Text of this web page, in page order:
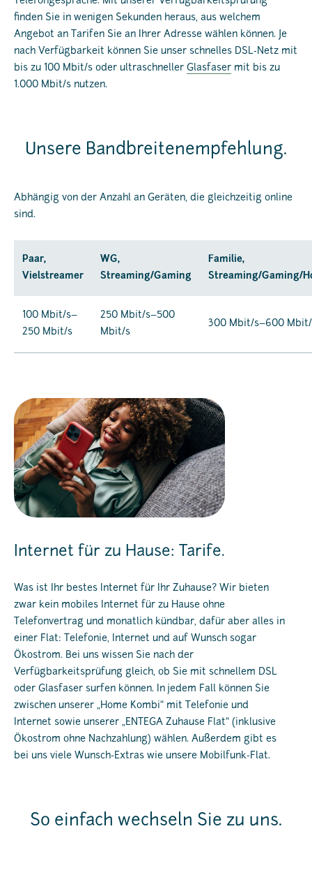
finden Sie in wenigen Sekunden heraus, aus welchem
Angebot an Tarifen Sie an Ihrer Adresse wählen können. Je
nach Verfügbarkeit können Sie unser schnelles DSL-Netz mit
bis zu 100 Mbit/s oder ultraschneller Glasfaser mit bis zu
1.000 Mbit/s nutzen.
Unsere Bandbreitenempfehlung.
Abhängig von der Anzahl an Geräten, die gleichzeitig online
sind.
Paar,
Vielstreamer
WG,
Streaming/Gaming
Familie,
Streaming/Gaming/
100 Mbit/s–
250 Mbit/s
250 Mbit/s–500
Mbit/s
300 Mbit/s–600
Internet für zu Hause: Tarife.
Was ist Ihr bestes Internet für Ihr Zuhause? Wir bieten
zwar kein mobiles Internet für zu Hause ohne
Telefonvertrag und monatlich kündbar, dafür aber alles in
einer Flat: Telefonie, Internet und auf Wunsch sogar
Ökostrom. Bei uns wissen Sie nach der
Verfügbarkeitsprüfung gleich, ob Sie mit schnellem DSL
oder Glasfaser surfen können. In jedem Fall können Sie
zwischen unserer „Home Kombi“ mit Telefonie und
Internet sowie unserer „ENTEGA Zuhause Flat“ (inklusive
Ökostrom ohne Nachzahlung) wählen. Außerdem gibt es
bei uns viele Wunsch-Extras wie unsere Mobilfunk-Flat.
So einfach wechseln Sie zu uns.